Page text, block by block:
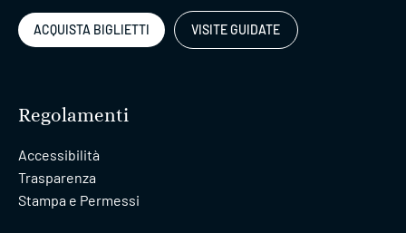
ACQUISTA BIGLIETTI VISITE GUIDATE
Regolamenti
Accessibilità
Trasparenza
Stampa e Permessi